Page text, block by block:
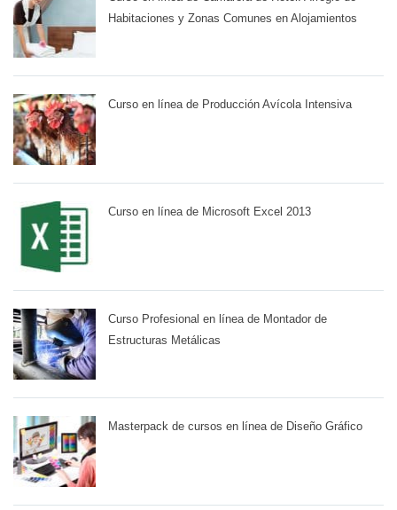
Habitaciones y Zonas Comunes en Alojamientos
Curso en línea de Producción Avícola Intensiva
Curso en línea de Microsoft Excel 2013
Curso Profesional en línea de Montador de
Estructuras Metálicas
Masterpack de cursos en línea de Diseño Gráfico